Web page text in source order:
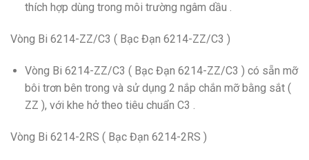
thích hợp dùng trong môi trường ngâm dầu .
Vòng Bi 6214-ZZ/C3 ( Bạc Đạn 6214-ZZ/C3 )
Vòng Bi 6214-ZZ/C3 ( Bạc Đạn 6214-ZZ/C3 ) có sẵn mỡ
bôi trơn bên trong và sử dụng 2 nắp chắn mỡ bằng sắt (
ZZ ), với khe hở theo tiêu chuẩn C3 .
Vòng Bi 6214-2RS ( Bạc Đạn 6214-2RS )